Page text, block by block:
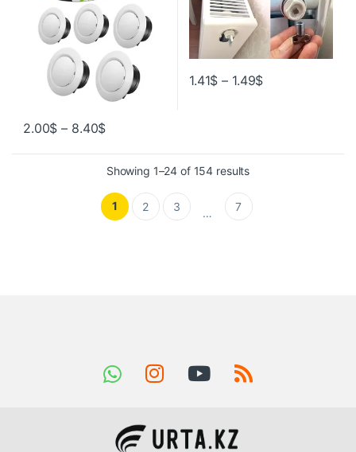
2.00$ – 8.40$
1.41$ – 1.49$
Showing 1–24 of 154 results
1 2 3 … 7